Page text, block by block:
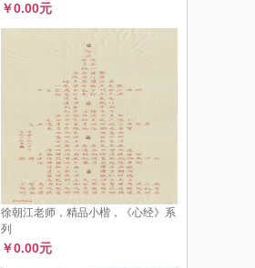
￥0.00元
徐朝江老师，精品小楷，《心经》系
列
￥0.00元